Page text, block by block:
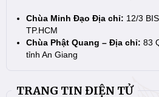
Chùa Minh Đạo Địa chỉ: 12/3
TP.HCM
Chùa Phật Quang – Địa chỉ: 83
tỉnh An Giang
TRANG TIN ĐIỆN TỬ